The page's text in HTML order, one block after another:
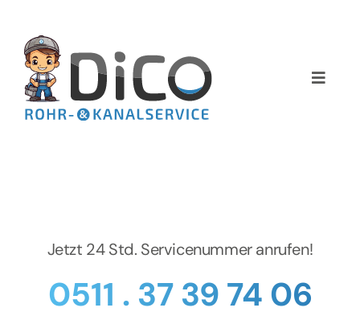
springen
Toggle
Home
Jetzt 24 Std. Servicenummer anrufen!
0511 . 37 39 74 06